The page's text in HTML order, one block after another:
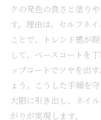
クの発色の良さと塗り
す。理由は、セルフネ
ことで、トレンド感が
して、ベースコートを
ップコートでツヤを出
ょう。こうした手順を
大限に引き出し、ネイ
がりが実現します。